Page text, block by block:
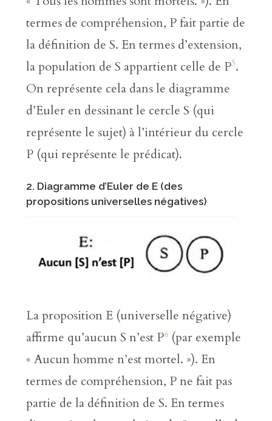
termes de compréhension, P fait partie de
la définition de S. En termes d’extension,
la population de S appartient celle de P5.
On représente cela dans le diagramme
d’Euler en dessinant le cercle S (qui
représente le sujet) à l’intérieur du cercle
P (qui représente le prédicat).
2. Diagramme d’Euler de E (des
propositions universelles négatives)
La proposition E (universelle négative)
affirme qu’aucun S n’est P6(par exemple
« Aucun homme n’est mortel. »). En
termes de compréhension, P ne fait pas
partie de la définition de S. En termes